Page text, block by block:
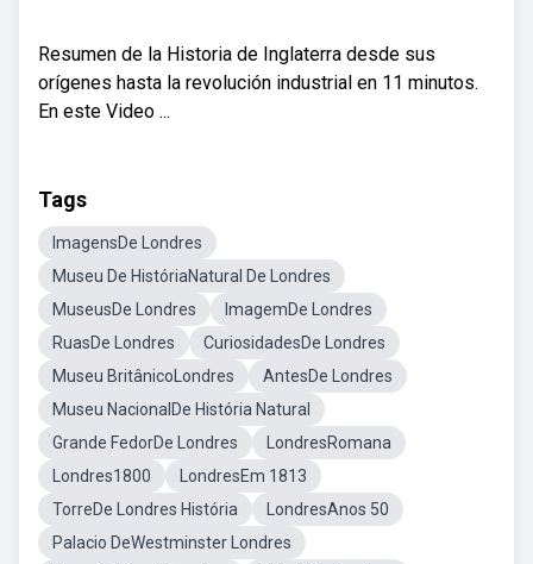
Resumen de la Historia de Inglaterra desde sus
orígenes hasta la revolución industrial en 11 minutos.
En este Video ...
Tags
ImagensDe Londres
Museu De HistóriaNatural De Londres
MuseusDe Londres
ImagemDe Londres
RuasDe Londres
CuriosidadesDe Londres
Museu BritânicoLondres
AntesDe Londres
Museu NacionalDe História Natural
Grande FedorDe Londres
LondresRomana
Londres1800
LondresEm 1813
TorreDe Londres História
LondresAnos 50
Palacio DeWestminster Londres